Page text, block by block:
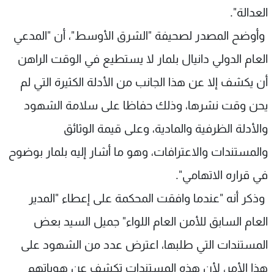
العدالة".
وأوضح المصدر لصحيفة "الشرق الأوسط"، أن "المدعي
العام الدولي دانيال بلمار لا يستطيع في الوقت الراهن
أن يكشف إلا عن هذا الجانب من الأدلة الكثيرة التي لم
يحن وقت نشرها، وذلك حفاظا على سلامة الشهود
والأدلة الظرفية والمادية، وعلى قيمة الوثائق
والمستندات والاعترافات، وهو ما أشار إليه بلمار بوضوح
في قراره الاتهامي".
وذكر أنه "عندما وافقت المحكمة على إعطاء "المدير
العام السابق للأمن العام اللواء" جميل السيد بعض
المستندات التي طلبها، اعترض عدد من الشهود على
هذا الأمر، لأن هذه المستندات تكشف عن هوياتهم